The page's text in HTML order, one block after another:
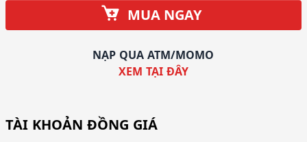
MUA NGAY
NẠP QUA ATM/MOMO
XEM TẠI ĐÂY
TÀI KHOẢN ĐỒNG GIÁ